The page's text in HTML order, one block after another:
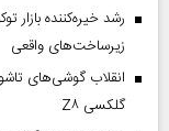
زیرساخت‌های واقعی
انقلاب گوشی‌های
گلکسی Z۸